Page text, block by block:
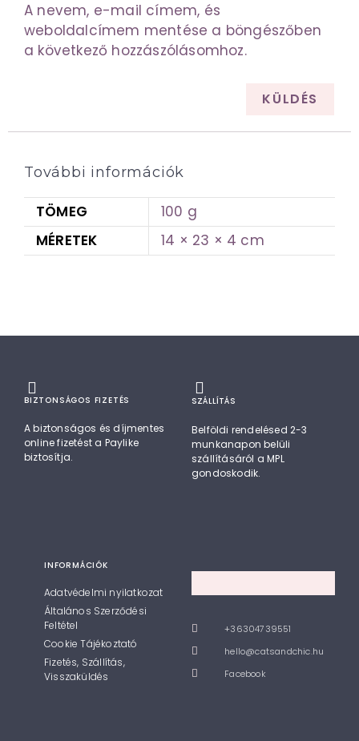
A nevem, e-mail címem, és
weboldalcímem mentése a böngészőben
a következő hozzászólásomhoz.
További információk
TÖMEG
100 g
MÉRETEK
14 × 23 × 4 cm
BIZTONSÁGOS FIZETÉS
A biztonságos és díjmentes
online fizetést a Paylike
biztosítja.
SZÁLLÍTÁS
Belföldi rendelésed 2-3
munkanapon belüli
szállításáról a MPL
gondoskodik.
INFORMÁCIÓK
Adatvédelmi nyilatkozat
Általános Szerződési
Feltétel
Cookie Tájékoztató
Fizetés, Szállítás,
Visszaküldés
+36304739551
hello@catsandchic.hu
Facebook